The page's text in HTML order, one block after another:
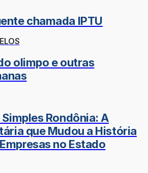
chamada IPTU
olimpo e outras
Rondônia: A
que Mudou a História
no Estado